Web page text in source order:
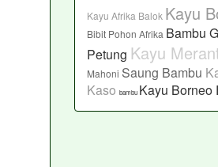
Kayu Afrika Balok Kayu
Bibit Pohon Afrika Bambu
Petung Kayu
Mahoni Saung Bambu
Kaso bambu Kayu Borneo